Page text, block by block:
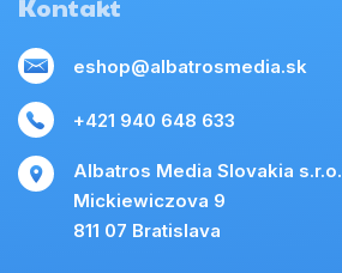
Kontakt
eshop@albatrosmedia.sk
+421 940 648 633
Albatros Media Slovakia s.r.o.
Mickiewiczova 9
811 07 Bratislava